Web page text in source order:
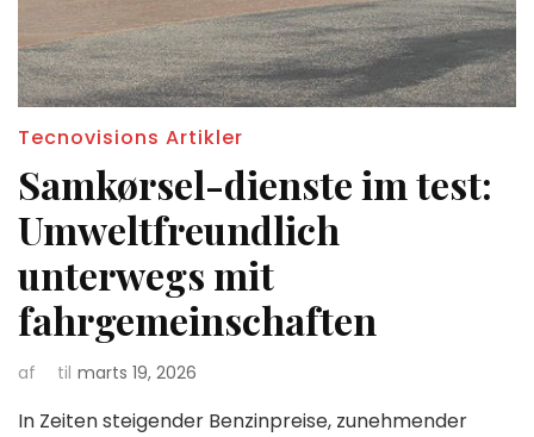
Tecnovisions Artikler
Samkørsel-dienste im test:
Umweltfreundlich
unterwegs mit
fahrgemeinschaften
af til marts 19, 2026
In Zeiten steigender Benzinpreise, zunehmender